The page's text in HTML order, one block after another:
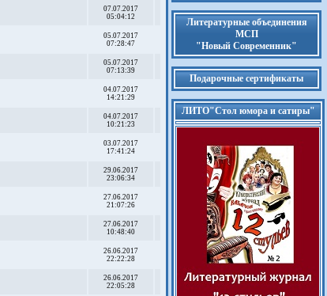
07.07.2017
05:04:12
05.07.2017
07:28:47
05.07.2017
07:13:39
04.07.2017
14:21:29
04.07.2017
10:21:23
03.07.2017
17:41:24
29.06.2017
23:06:34
27.06.2017
21:07:26
27.06.2017
10:48:40
26.06.2017
22:22:28
26.06.2017
22:05:28
Литературные объединения
МСП
"Новый Современник"
Подарочные сертификаты
ЛИТО"Стол юмора и сатиры"